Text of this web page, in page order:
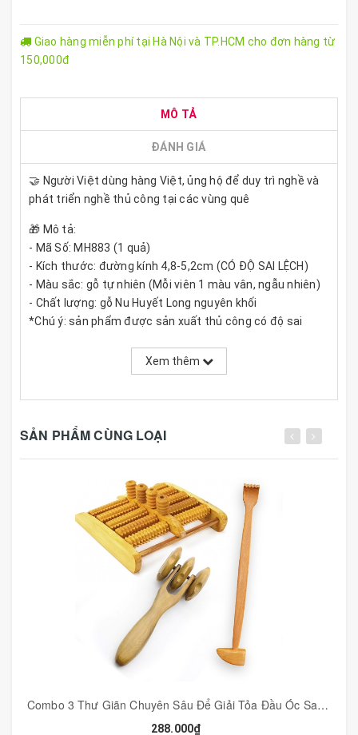
Giao hàng miễn phí tại Hà Nội và TP.HCM cho đơn hàng từ
150,000đ
MÔ TẢ
ĐÁNH GIÁ
🤝 Người Việt dùng hàng Việt, ủng hộ để duy trì nghề và
phát triển nghề thủ công tại các vùng quê
🎁 Mô tả:
- Mã Số: MH883 (1 quả)
- Kích thước: đường kính 4,8-5,2cm (CÓ ĐỘ SAI LỆCH)
- Màu sắc: gỗ tự nhiên (Mỗi viên 1 màu vân, ngẫu nhiên)
- Chất lượng: gỗ Nu Huyết Long nguyên khối
*Chú ý: sản phẩm được sản xuất thủ công có độ sai
* Gỗ tự nhiên trên bề mặt sản phẩm có các mắt gỗ đen
🤝 Công dụng và Hướng dẫn sử dụng:
- Trên mỗi bàn tay có 28 xương, được kết nối với nhau
bởi các cơ bắp và gân. Dụng cụ bi massage này có tác
dụng mát-xa hàng nghìn đầu dây thần kinh trên lòng bàn
tay và huyệt đạo trên các ngón tay, giúp kích thích
huyệt đạo trên bàn tay và thư giãn toàn bộ cơ thể.
- Sản phẩm giúp xoa bóp toàn diện bàn tay, chỉ đơn giản
bằng động tác xoa tròn bàn tay với viên massage, kết
hợp nắn / bóp. Khi bấm huyệt sẽ có tác dụng lên các cơ
- Khi bấm huyệt ngón cái sẽ mang lại sự hài hòa cho dạ
dày và lá lách / hạn chế những căng thẳng, lo âu và trầm
cảm. Không những thế, việc này còn có tác dụng giảm
liên tục bị ốm.
Xem thêm
SẢN PHẨM CÙNG LOẠI
Combo 3 Thư Giãn Chuyên Sâu Để Giải Tỏa Đầu Óc Sau Những Ngày Làm Việc Căng Thẳng - COMBO3
288.000₫